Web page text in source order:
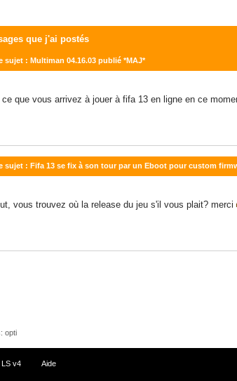
que j'ai postés
sujet : Multiman 04.16.03 publié *MAJ*
que vous arrivez à jouer à fifa 13 en ligne en ce
sujet : Fifa 13 se fix à son tour par un Eboot pour custom
vous trouvez où la release du jeu s'il vous plait? merci
opti
v4 Aide